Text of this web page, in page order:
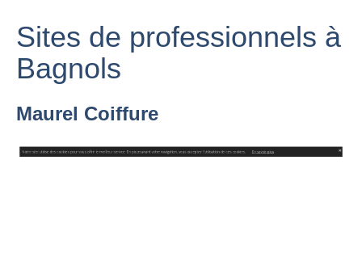
Sites de professionnels à
Bagnols
Maurel Coiffure